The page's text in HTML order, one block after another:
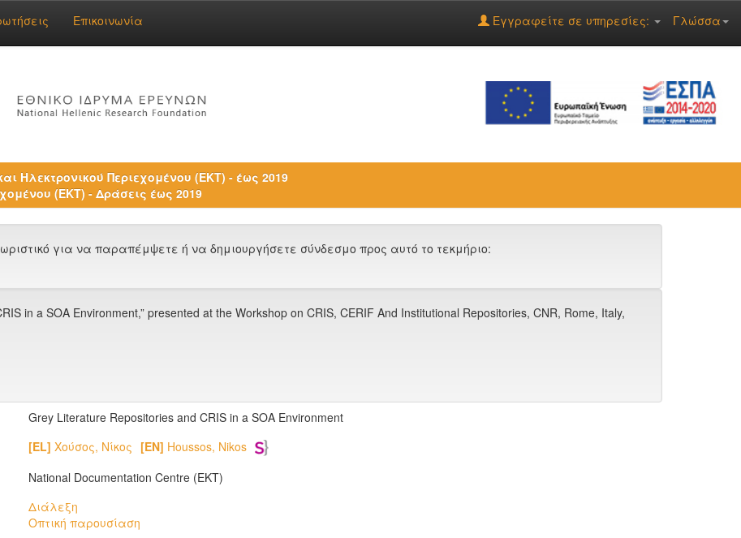
Επικοινωνία Γλώσσα
Εγγραφείτε σε υπηρεσίες:
Ηλεκτρονικού Περιεχομένου (ΕΚΤ) - έως 2019
(ΕΚΤ) - Δράσεις έως 2019
για να παραπέμψετε ή να δημιουργήσετε σύνδεσμο προς αυτό το τεκμήριο:
in a SOA Environment,” presented at the Workshop on CRIS, CERIF And Institutional Repositories, CNR, Rome, Italy,
Grey Literature Repositories and CRIS in a SOA Environment
[EL] Χούσος, Νίκος [EN] Houssos, Nikos
National Documentation Centre (EKT)
Διάλεξη
Οπτική παρουσίαση